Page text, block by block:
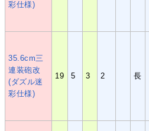
彩仕様)
35.6cm三
連装砲改
(ダズル迷
彩仕様)
19 5 3 2 長